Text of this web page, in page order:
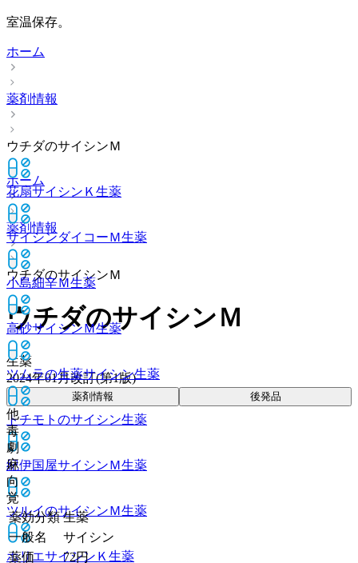
室温保存。
ホーム
薬剤情報
ウチダのサイシンＭ
花扇サイシンＫ 生薬
サイシンダイコーＭ生薬
小島細辛Ｍ生薬
高砂サイシンＭ生薬
ツムラの生薬サイシン生薬
トチモトのサイシン生薬
紀伊国屋サイシンＭ生薬
ツルイのサイシンＭ生薬
ホリエサイシンＫ 生薬
ホーム
薬剤情報
ウチダのサイシンＭ
ウチダのサイシンＭ
生薬
2024年01月改訂(第1版)
薬剤情報 後発品
他
毒
劇
麻
向
覚
薬効分類 生薬
一般名
サイシン
薬価
72円